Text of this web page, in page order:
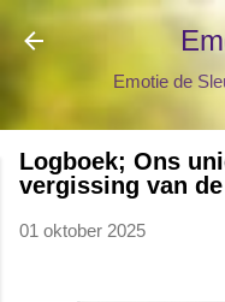
Emotie de
Logboek; Ons
vergissing van
01 oktober 2025